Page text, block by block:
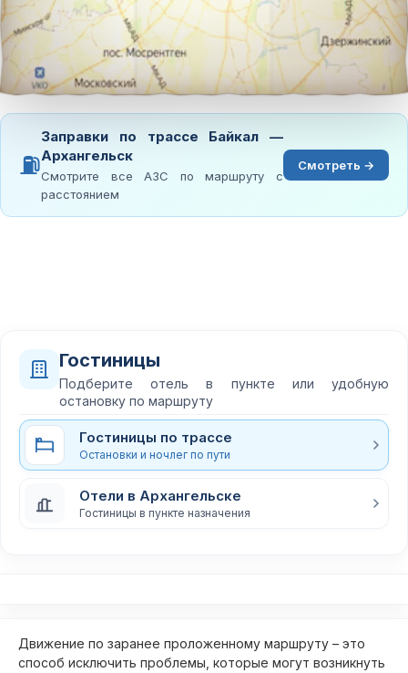
⛽
Заправки по трассе Байкал —
Архангельск
Смотрите все АЗС по маршруту с
расстоянием
Смотреть →
Гостиницы
Подберите отель в пункте или удобную
остановку по маршруту
Гостиницы по трассе
Остановки и ночлег по пути
Отели в Архангельске
Гостиницы в пункте назначения
Движение по заранее проложенному маршруту – это
способ исключить проблемы, которые могут возникнуть